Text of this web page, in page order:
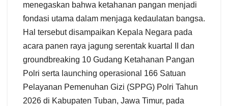
menegaskan bahwa ketahanan pangan menjadi
fondasi utama dalam menjaga kedaulatan bangsa.
Hal tersebut disampaikan Kepala Negara pada
acara panen raya jagung serentak kuartal II dan
groundbreaking 10 Gudang Ketahanan Pangan
Polri serta launching operasional 166 Satuan
Pelayanan Pemenuhan Gizi (SPPG) Polri Tahun
2026 di Kabupaten Tuban, Jawa Timur, pada